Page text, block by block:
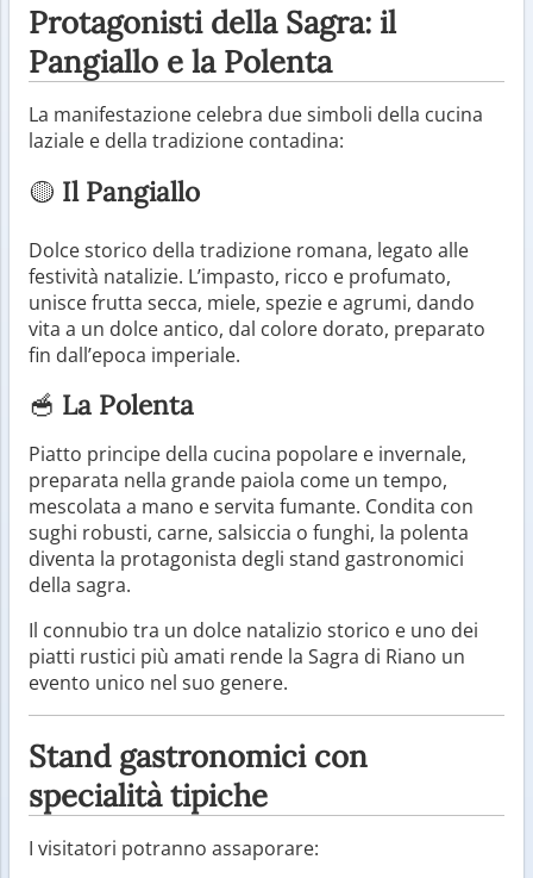
Protagonisti della Sagra: il
Pangiallo e la Polenta
La manifestazione celebra due simboli della cucina
laziale e della tradizione contadina:
🟡 Il Pangiallo
Dolce storico della tradizione romana, legato alle
festività natalizie. L’impasto, ricco e profumato,
unisce frutta secca, miele, spezie e agrumi, dando
vita a un dolce antico, dal colore dorato, preparato
fin dall’epoca imperiale.
🥣 La Polenta
Piatto principe della cucina popolare e invernale,
preparata nella grande paiola come un tempo,
mescolata a mano e servita fumante. Condita con
sughi robusti, carne, salsiccia o funghi, la polenta
diventa la protagonista degli stand gastronomici
della sagra.
Il connubio tra un dolce natalizio storico e uno dei
piatti rustici più amati rende la Sagra di Riano un
evento unico nel suo genere.
Stand gastronomici con
specialità tipiche
I visitatori potranno assaporare: